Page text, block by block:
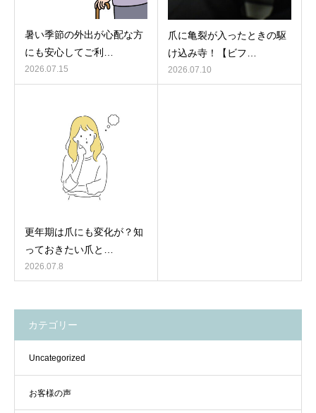
暑い季節の外出が心配な方
にも安心してご利…
2026.07.15
爪に亀裂が入ったときの駆
け込み寺！【ビフ…
2026.07.10
更年期は爪にも変化が？知
っておきたい爪と…
2026.07.8
カテゴリー
Uncategorized
お客様の声